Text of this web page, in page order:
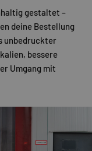
gestaltet –
deine Bestellung
unbedruckter
bessere
Umgang mit